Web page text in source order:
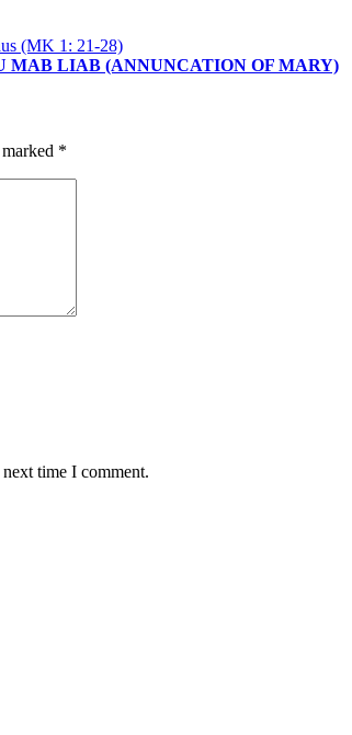
(MK 1: 21-28)
MAB LIAB (ANNUNCATION OF MARY)
*
time I comment.